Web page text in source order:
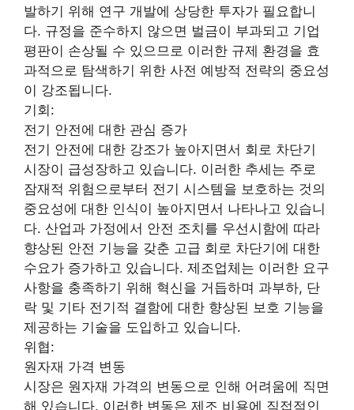
발하기 위해 연구 개발에 상당한 투자가 필요합니
다. 규정을 준수하지 않으면 벌금이 부과되고 기업
평판이 손상될 수 있으므로 이러한 규제 환경을 효
과적으로 탐색하기 위한 사전 예방적 전략의 중요성
이 강조됩니다.
기회:
전기 안전에 대한 관심 증가
전기 안전에 대한 강조가 높아지면서 회로 차단기
시장이 급성장하고 있습니다. 이러한 추세는 주로
잠재적 위험으로부터 전기 시스템을 보호하는 것의
중요성에 대한 인식이 높아지면서 나타나고 있습니
다. 산업과 가정에서 안전 조치를 우선시함에 따라
향상된 안전 기능을 갖춘 고급 회로 차단기에 대한
수요가 증가하고 있습니다. 제조업체는 이러한 요구
사항을 충족하기 위해 혁신을 거듭하며 과부하, 단
락 및 기타 전기적 결함에 대한 향상된 보호 기능을
제공하는 기술을 도입하고 있습니다.
위협:
원자재 가격 변동
시장은 원자재 가격의 변동으로 인해 어려움에 직면
해 있습니다. 이러한 변동은 제조 비용에 직접적인